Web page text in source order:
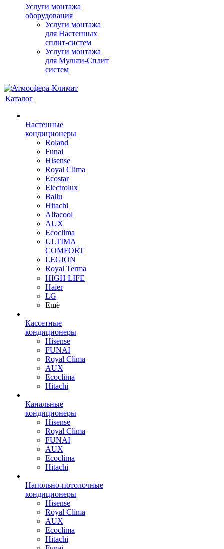
Услуги монтажа
оборудования
Услуги монтажа
для Настенных
сплит-систем
Услуги монтажа
для Мульти-Сплит
систем
Каталог
Настенные
кондиционеры
Roland
Funai
Hisense
Royal Clima
Ecostar
Electrolux
Ballu
Hitachi
Alfacool
AUX
Ecoclima
ULTIMA
COMFORT
LEGION
Royal Terma
HIGH LIFE
Haier
LG
Ещё
Кассетные
кондиционеры
Hisense
FUNAI
Royal Clima
AUX
Ecoclima
Hitachi
Канальные
кондиционеры
Hisense
Royal Clima
FUNAI
AUX
Ecoclima
Hitachi
Напольно-потолочные
кондиционеры
Hisense
Royal Clima
AUX
Ecoclima
Hitachi